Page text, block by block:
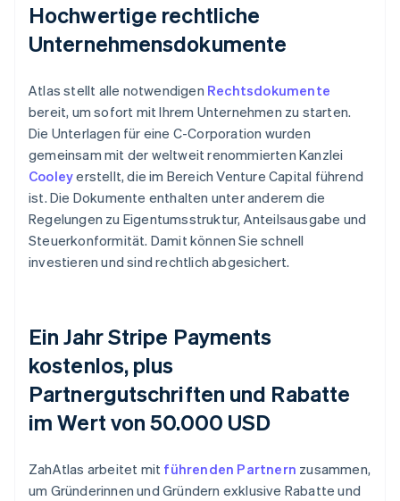
Hochwertige rechtliche
Unternehmensdokumente
Atlas stellt alle notwendigen Rechtsdokumente
bereit, um sofort mit Ihrem Unternehmen zu starten.
Die Unterlagen für eine C-Corporation wurden
gemeinsam mit der weltweit renommierten Kanzlei
Cooleyerstellt, die im Bereich Venture Capital führend
ist. Die Dokumente enthalten unter anderem die
Regelungen zu Eigentumsstruktur, Anteilsausgabe und
Steuerkonformität. Damit können Sie schnell
investieren und sind rechtlich abgesichert.
Ein Jahr Stripe Payments
kostenlos, plus
Partnergutschriften und Rabatte
im Wert von 50.000 USD
ZahAtlas arbeitet mit führenden Partnern zusammen,
um Gründerinnen und Gründern exklusive Rabatte und